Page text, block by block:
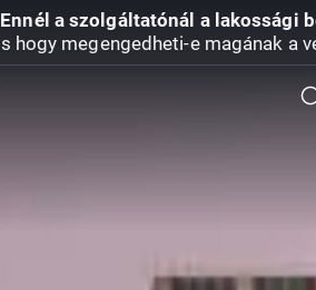
Ennél a szolgáltatónál a lakossági
hogy megengedheti-e magának a